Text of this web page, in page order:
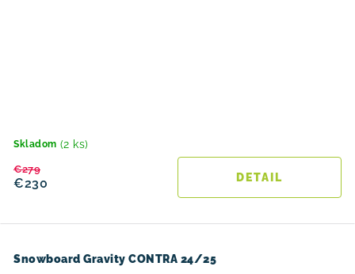
Skladom (2 ks)
€230
€279
DETAIL
Snowboard Gravity CONTRA 24/25